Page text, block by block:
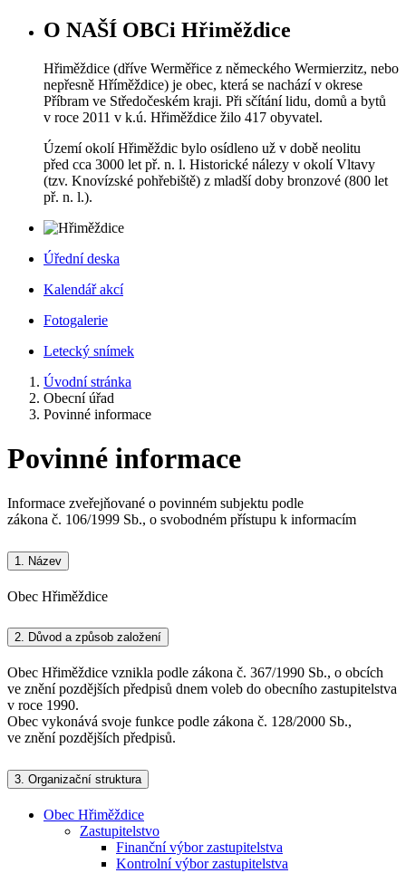
O NAŠÍ OBCi Hřiměždice
Hřiměždice (dříve Werměřice z německého Wermierzitz, nebo
nepřesně Hříměždice) je obec, která se nachází v okrese
Příbram ve Středočeském kraji. Při sčítání lidu, domů a bytů
v roce 2011 v k.ú. Hřiměždice žilo 417 obyvatel.
Území okolí Hřiměždic bylo osídleno už v době neolitu
před cca 3000 let př. n. l. Historické nálezy v okolí Vltavy
(tzv. Knovízské pohřebiště) z mladší doby bronzové (800 let
př. n. l.).
Úřední deska
Kalendář akcí
Fotogalerie
Letecký snímek
Úvodní stránka
Obecní úřad
Povinné informace
Povinné informace
Informace zveřejňované o povinném subjektu podle
zákona č. 106/1999 Sb., o svobodném přístupu k informacím
1. Název
Obec Hřiměždice
2. Důvod a způsob založení
Obec Hřiměždice vznikla podle zákona č. 367/1990 Sb., o obcích
ve znění pozdějších předpisů dnem voleb do obecního zastupitelstva
v roce 1990.
Obec vykonává svoje funkce podle zákona č. 128/2000 Sb.,
ve znění pozdějších předpisů.
3. Organizační struktura
Obec Hřiměždice
Zastupitelstvo
Finanční výbor zastupitelstva
Kontrolní výbor zastupitelstva